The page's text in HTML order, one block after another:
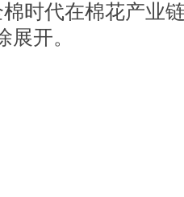
时代在棉花产业
展开。